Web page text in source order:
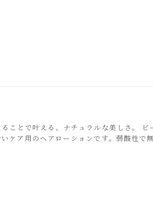
とで叶える、ナチュラルな美しさ。 ビ
ケア用のヘアローションです。弱酸性で